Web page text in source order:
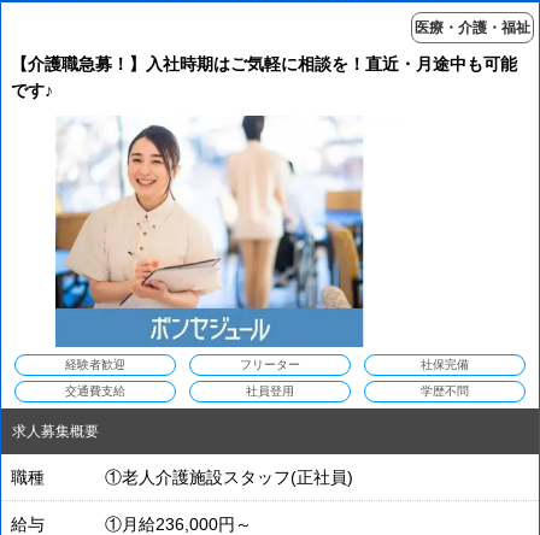
医療・介護・福祉
【介護職急募！】入社時期はご気軽に相談を！直近・月途中も可能
です♪
経験者歓迎 フリーター 社保完備
交通費支給 社員登用 学歴不問
求人募集概要
職種 ①老人介護施設スタッフ(正社員)
給与 ①月給236,000円～